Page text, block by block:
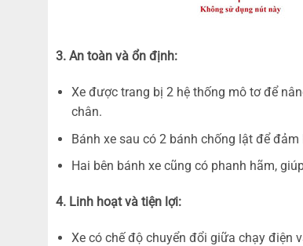
3. An toàn và ổn định:
Xe được trang bị 2 hệ thống mô tơ để
chân.
Bánh xe sau có 2 bánh chống lật để
Hai bên bánh xe cũng có phanh hãm,
4. Linh hoạt và tiện lợi:
Xe có chế độ chuyển đổi giữa chạy điện